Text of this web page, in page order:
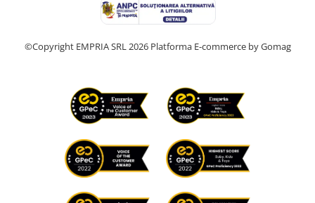
©Copyright EMPRIA SRL 2026 Platforma E-commerce by Gomag